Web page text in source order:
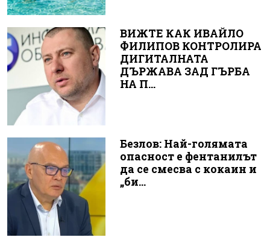
ВИЖТЕ КАК ИВАЙЛО
ФИЛИПОВ КОНТРОЛИРА
ДИГИТАЛНАТА
ДЪРЖАВА ЗАД ГЪРБА
НА П...
Безлов: Най-голямата
опасност е фентанилът
да се смесва с кокаин и
„би...